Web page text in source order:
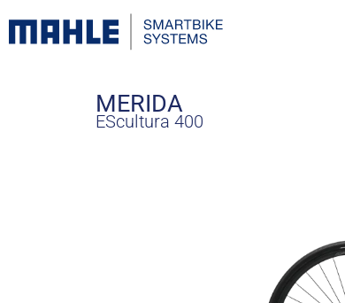
MERIDA
EScultura 400